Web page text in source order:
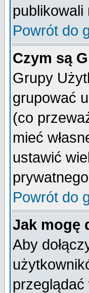
publikowali
Powrót do
Czym są
Grupy
grupować
(co
mieć
ustawić
Powrót do
Jak mogę
Aby